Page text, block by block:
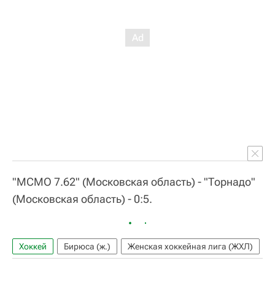
"МСМО 7.62" (Московская область) - "Торнадо"
(Московская область) - 0:5.
Хоккей Бирюса (ж.) Женская хоккейная лига (ЖХЛ)